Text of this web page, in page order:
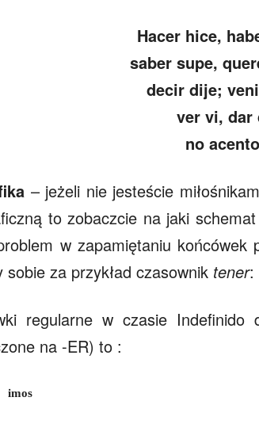
Hacer hice,
saber supe,
decir dije;
ver vi, dar
no
– jeżeli nie jesteście
to zobaczcie na jaki
w zapamiętaniu końcówek
sobie za przykład czasownik tener:
regularne w czasie
na -ER) to :